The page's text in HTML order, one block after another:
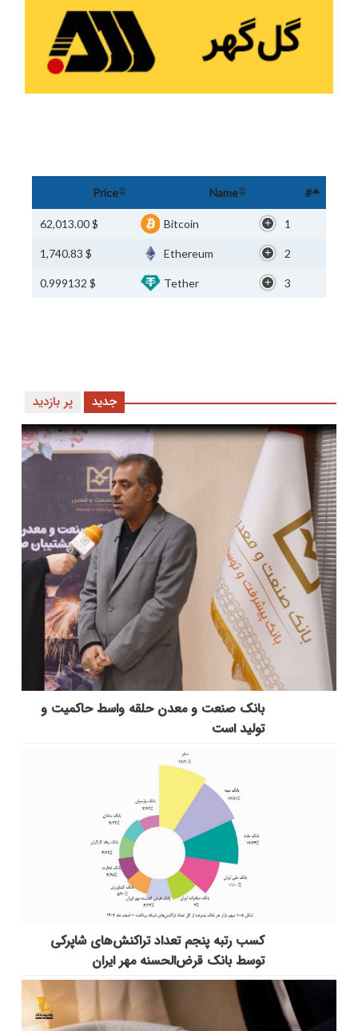
#
Name
Price
1
Bitcoin
$ 62,013.00
2
Ethereum
$ 1,740.83
3
Tether
$ 0.999132
پر بازدید جدید
بانك صنعت و معدن حلقه واسط حاكمیت و
تولید است
کسب رتبه پنجم تعداد تراکنش‌های شاپرکی
توسط بانک قرض‌الحسنه مهر ایران